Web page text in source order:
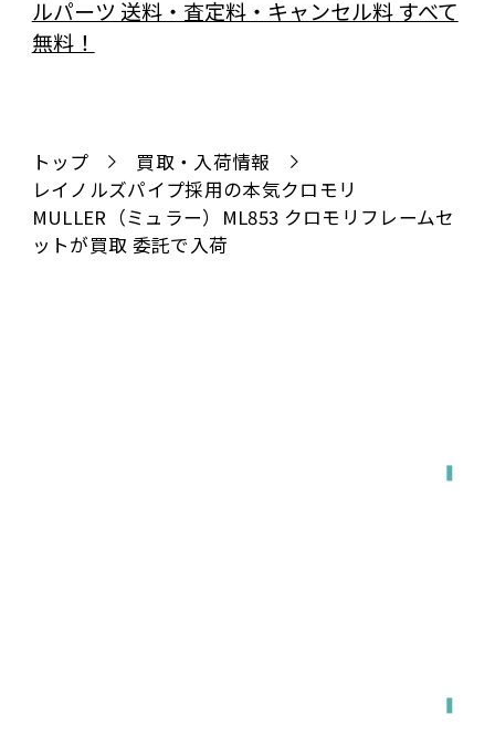
トップ
買取・入荷情報
レイノルズパイプ採用の本気クロモリ
MULLER（ミュラー）ML853 クロモリフレームセ
ットが買取 委託で入荷